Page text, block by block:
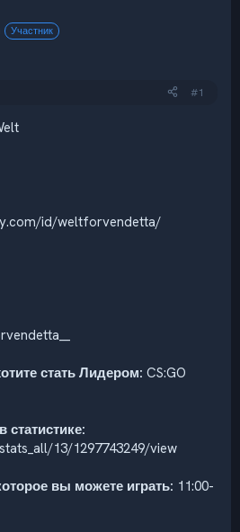
Участник
#1
id/weltforvendetta/
стать Лидером: CS:GO
13/1297743249/view
вы можете играть: 11:00-